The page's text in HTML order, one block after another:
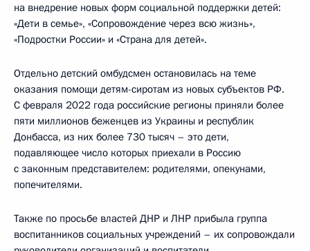
на внедрение новых форм социальной поддержки детей:
«Дети в семье», «Сопровождение через всю жизнь»,
«Подростки России» и «Страна для детей».
Отдельно детский омбудсмен остановилась на теме
оказания помощи детям-сиротам из новых субъектов РФ.
С февраля 2022 года российские регионы приняли более
пяти миллионов беженцев из Украины и республик
Донбасса, из них более 730 тысяч – это дети,
подавляющее число которых приехали в Россию
с законным представителем: родителями, опекунами,
попечителями.
Также по просьбе властей ДНР и ЛНР прибыла группа
воспитанников социальных учреждений – их сопровождали